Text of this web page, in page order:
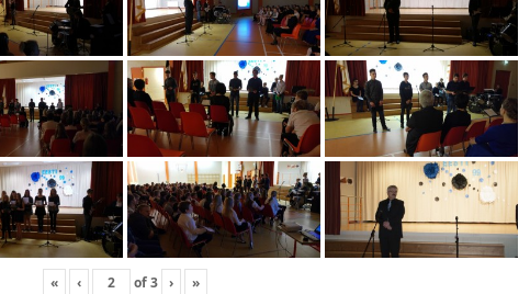
« ‹ of3 › »